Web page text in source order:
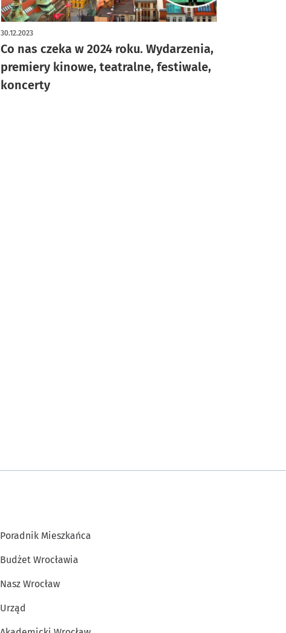
Co nas czeka w 2024 roku. Wydarzenia,
premiery kinowe, teatralne, festiwale,
koncerty
30.12.2023
Poradnik Mieszkańca
Budżet Wrocławia
Nasz Wrocław
Urząd